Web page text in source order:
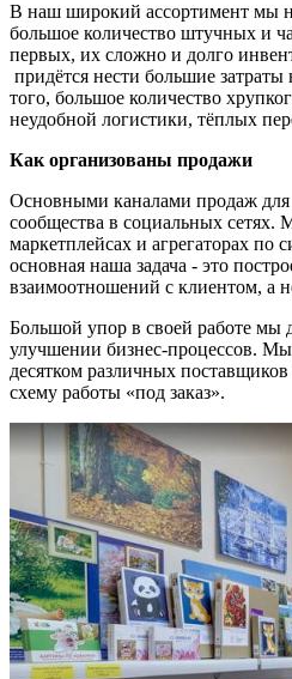
В наш широкий ассортимент мы
большое количество штучных и
первых, их сложно и долго
придётся нести большие
того, большое количество
неудобной логистики, тёплых
Как организованы продажи
Основными каналами продаж для
сообщества в социальных сетях.
маркетплейсах и агрегаторах по
основная наша задача - это
взаимоотношений с клиентом, а
Большой упор в своей работе мы
улучшении бизнес-процессов. Мы
десятком различных
схему работы «под заказ».